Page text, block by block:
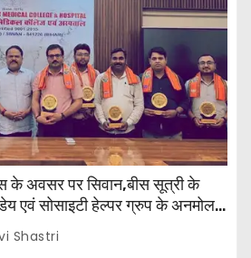
के अवसर पर सिवान,बीस सूत्री के
एवं सोसाइटी हेल्पर ग्रुप के अनमोल
अध्यक्षा श्रीमती आरती अलोक वर्मा
के प्राचार्य डॉ. सुधांशु शेखर
Shastri